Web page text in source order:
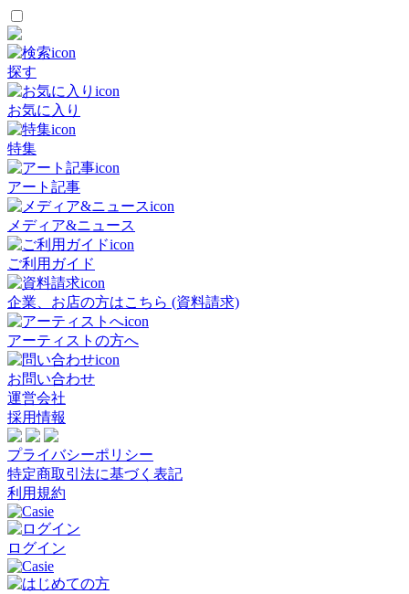
探す
お気に入り
特集
アート記事
メディア&ニュース
ご利用ガイド
企業、お店の方はこちら (資料請求)
アーティストの方へ
お問い合わせ
運営会社
採用情報
プライバシーポリシー
特定商取引法に基づく表記
利用規約
ログイン